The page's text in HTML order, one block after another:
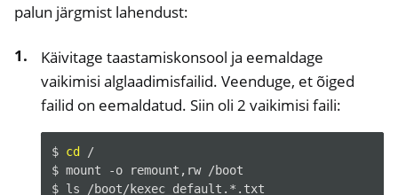
palun järgmist lahendust:
Käivitage taastamiskonsool ja eemaldage
vaikimisi alglaadimisfailid. Veenduge, et õiged
failid on eemaldatud. Siin oli 2 vaikimisi faili:
$ cd
/
$ mount -o remount,rw
/boot
$ ls
/boot/kexec_default.*.txt